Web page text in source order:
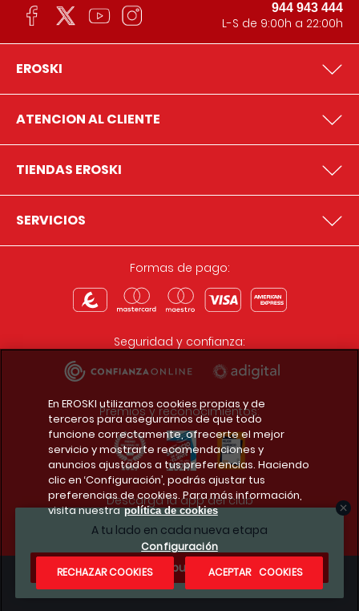
A tu lado en cada nueva etapa
¿Te apuntas?
944 943 444
L-S de 9:00h a 22:00h
EROSKI
ATENCION AL CLIENTE
TIENDAS EROSKI
SERVICIOS
Formas de pago:
Seguridad y confianza:
Premios y reconocimientos:
Descarga la app del club
Condiciones legales
En EROSKI utilizamos cookies propias y de
terceros para asegurarnos de que todo
funcione correctamente, ofrecerte el mejor
servicio y mostrarte recomendaciones y
anuncios ajustados a tus preferencias. Haciendo
clic en ‘Configuración’, podrás ajustar tus
preferencias de cookies. Para más información,
visita nuestra política de cookies
Configuración
RECHAZAR COOKIES
ACEPTAR COOKIES